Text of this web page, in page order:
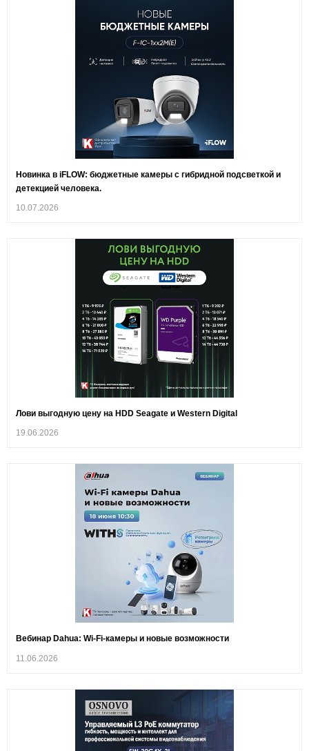
Новинка в iFLOW: бюджетные камеры с гибридной подсветкой и
детекцией человека.
10.07.2026
Лови выгодную цену на HDD Seagate и Western Digital
19.06.2026
Вебинар Dahua: Wi-Fi-камеры и новые возможности
11.06.2026